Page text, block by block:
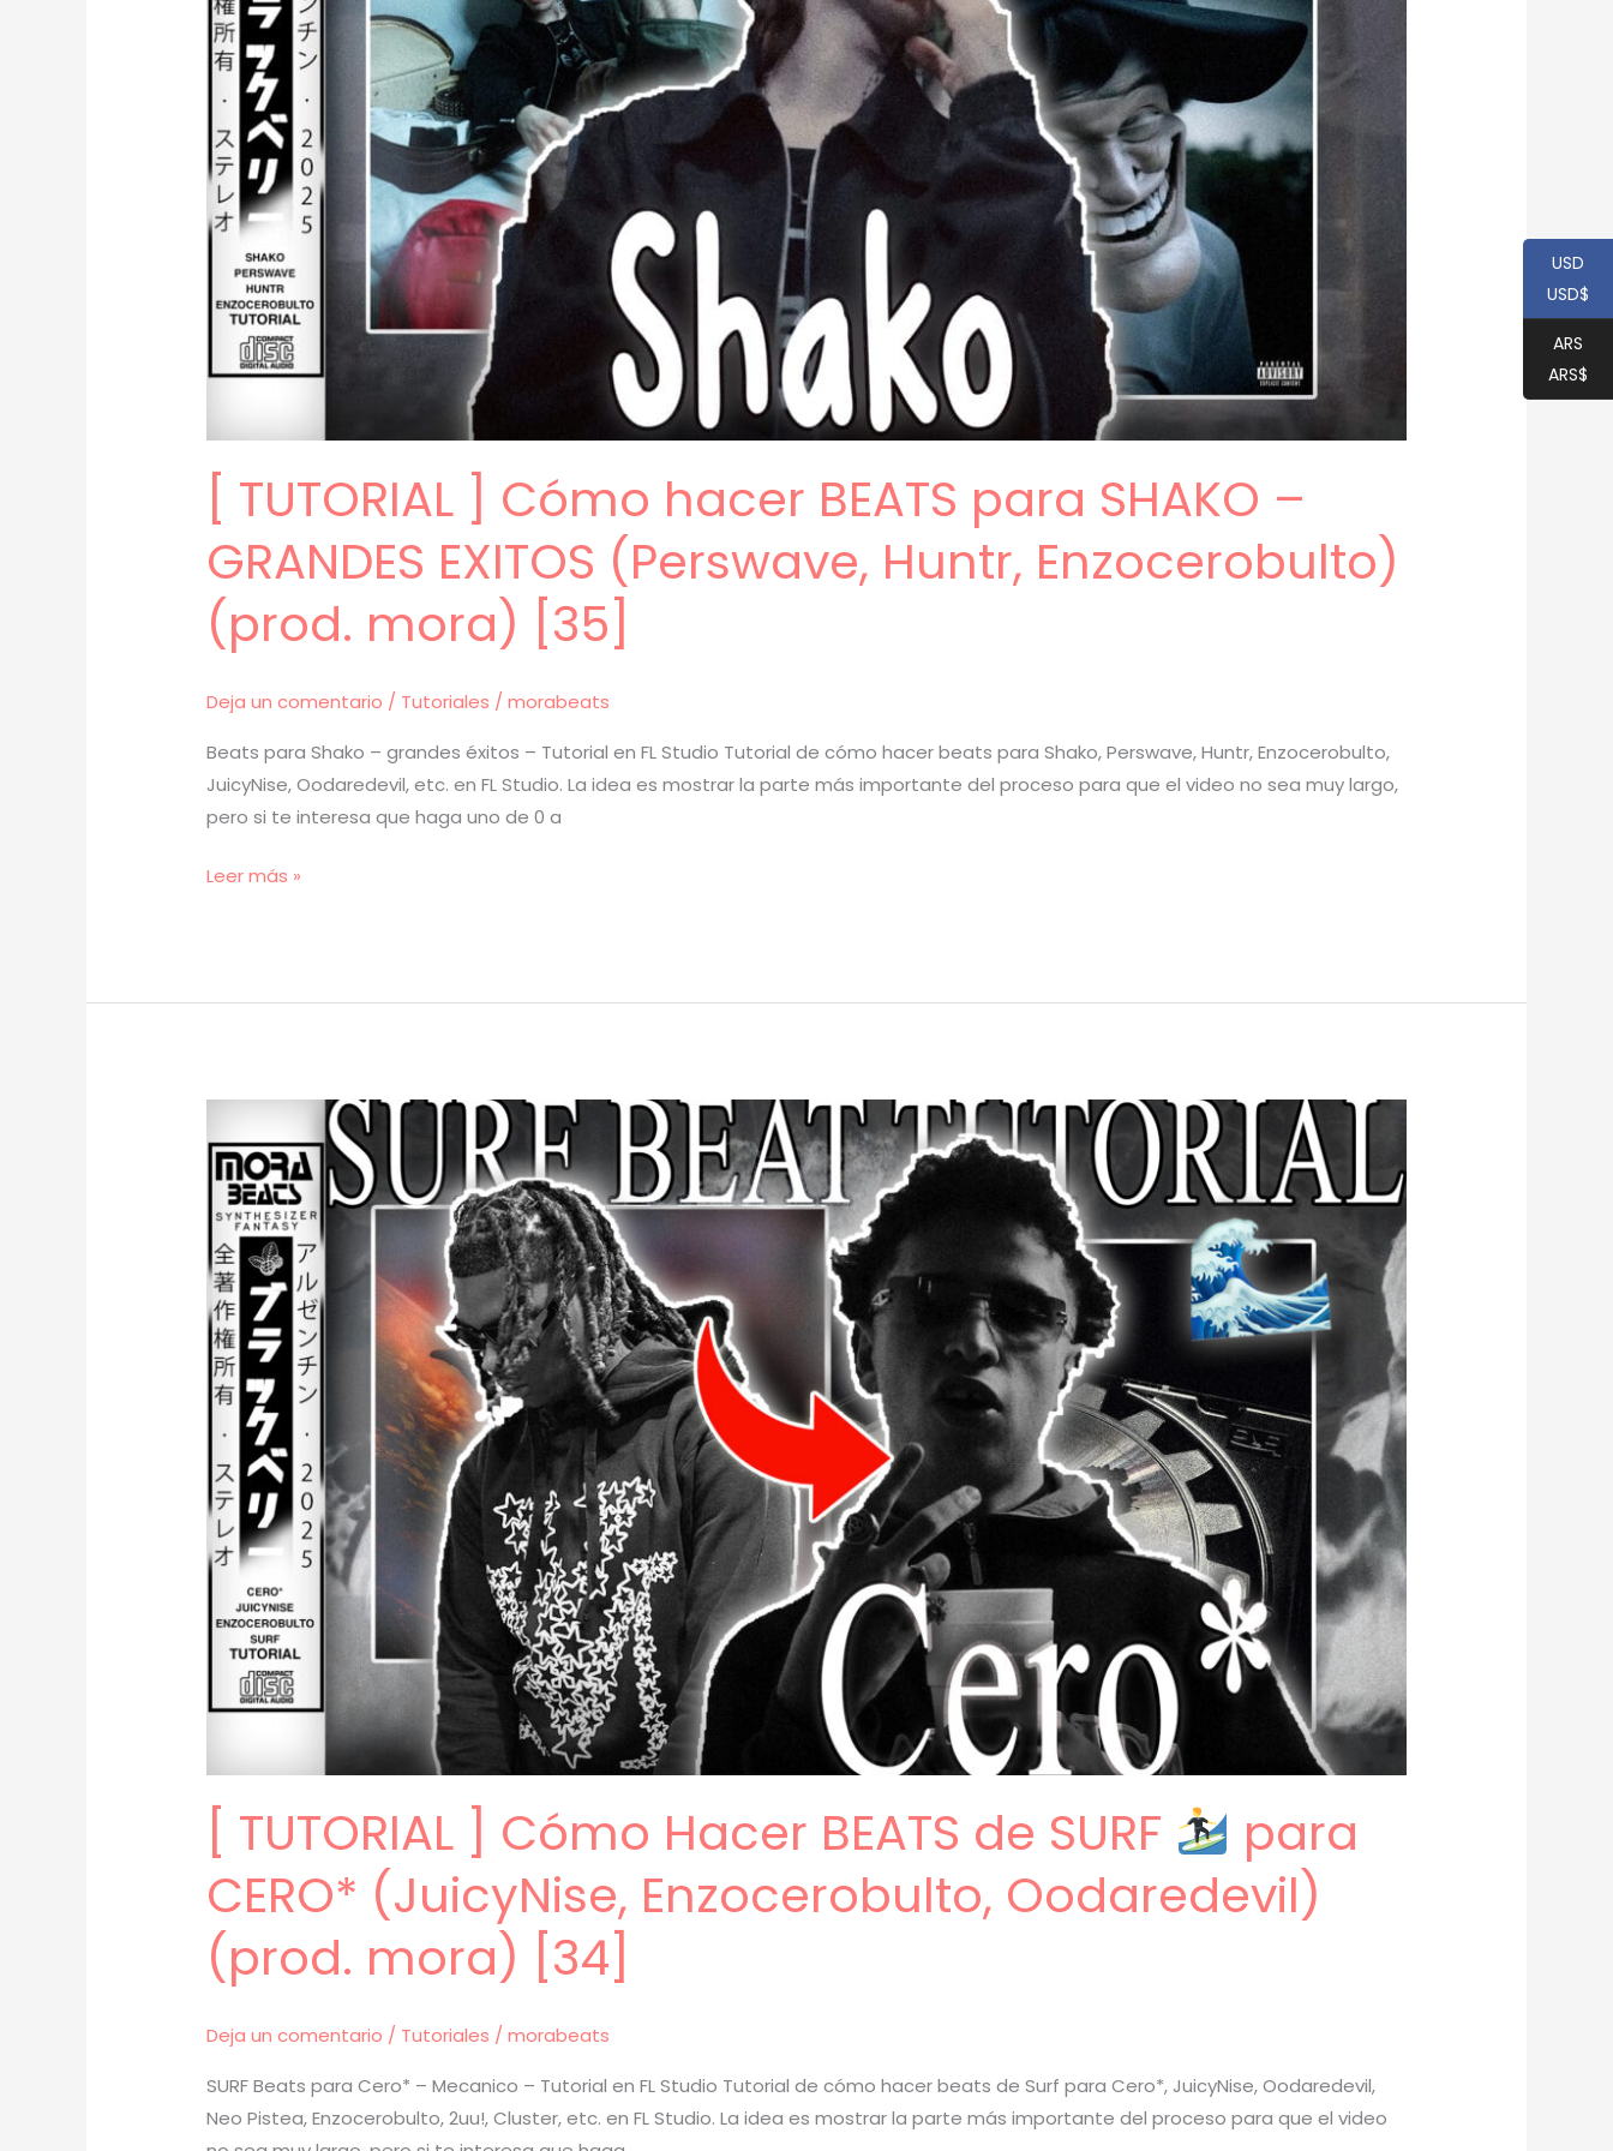
mora)
[36]
[ TUTORIAL ] Cómo hacer BEATS para SHAKO –
GRANDES EXITOS (Perswave, Huntr, Enzocerobulto)
(prod. mora) [35]
Deja un comentario / Tutoriales /morabeats
Beats para Shako – grandes éxitos – Tutorial en FL Studio Tutorial de cómo hacer beats para Shako, Perswave, Huntr, Enzocerobulto,
JuicyNise, Oodaredevil, etc. en FL Studio. La idea es mostrar la parte más importante del proceso para que el video no sea muy largo,
pero si te interesa que haga uno de 0 a
[
hacer
SHAKO
GRANDES
EXITOS
(Perswave,
Huntr,
Enzocerobulto)
(prod.
mora)
[35]
Leer más »
[ TUTORIAL ] Cómo Hacer BEATS de SURF
para
CERO* (JuicyNise, Enzocerobulto, Oodaredevil)
(prod. mora) [34]
Deja un comentario / Tutoriales /morabeats
SURF Beats para Cero* – Mecanico – Tutorial en FL Studio Tutorial de cómo hacer beats de Surf para Cero*, JuicyNise, Oodaredevil,
Neo Pistea, Enzocerobulto, 2uu!, Cluster, etc. en FL Studio. La idea es mostrar la parte más importante del proceso para que el video
USD
USD$
ARS
ARS$